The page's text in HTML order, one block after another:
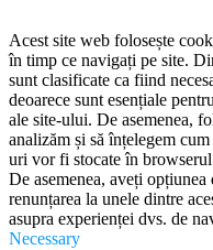
Acest site web folosește
în timp ce navigați pe site.
sunt clasificate ca fiind
deoarece sunt esențiale
ale site-ului. De asemenea,
analizăm și să înțelegem
uri vor fi stocate în
De asemenea, aveți
renunțarea la unele dintre
asupra experienței dvs. de
Necessary